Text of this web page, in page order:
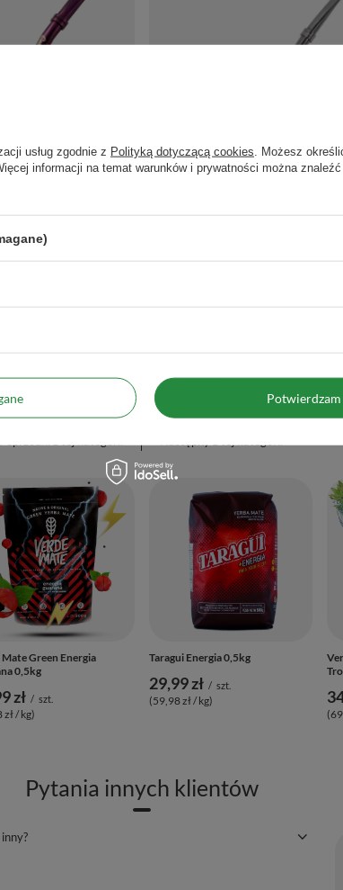
Polecane
Green Energia
0,5kg
zł / szt.
/ kg)
Taragui Energia 0,5kg
29,99 zł / szt.
(59,98 zł / kg)
Pytania innych klientów
usług zgodnie z Polityką dotyczącą cookies . Możesz
informacji na temat warunków i prywatności można